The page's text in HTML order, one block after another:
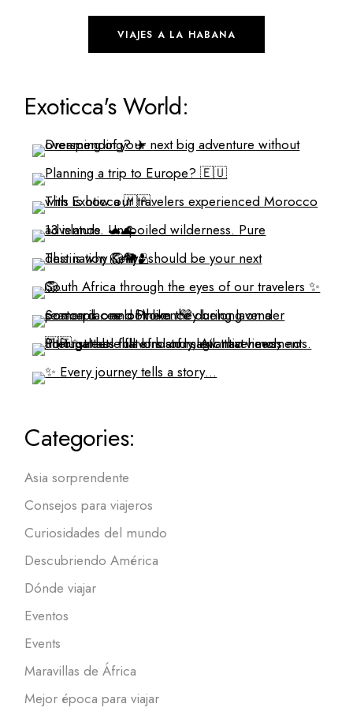
VIAJES A LA HABANA
Exoticca's World:
Categories:
Asia sorprendente
Consejos para viajeros
Curiosidades del mundo
Descubriendo América
Dónde viajar
Eventos
Events
Maravillas de África
Mejor época para viajar